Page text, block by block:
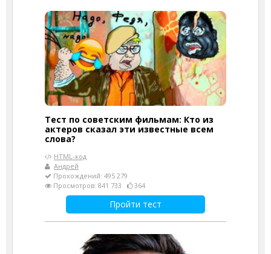
Тест по советским фильмам: Кто из
актеров сказал эти известные всем
слова?
HTML-код
Андрей
Прохождений: 495 279
Просмотров: 841 733
364
Пройти тест